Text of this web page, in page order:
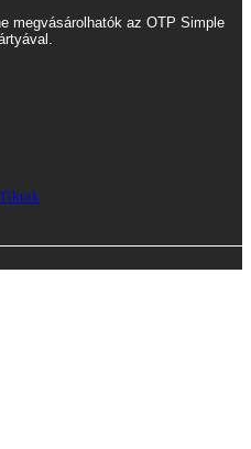
megvásárolhatók az OTP Simple
Tiktok